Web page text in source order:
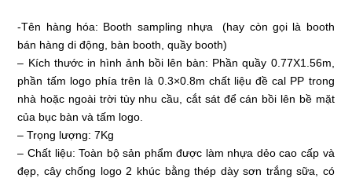
-Tên hàng hóa: Booth sampling nhựa (hay còn gọi là booth
bán hàng di động, bàn booth, quầy booth)
– Kích thước in hình ảnh bồi lên bàn: Phần quầy 0.77X1.56m,
phần tấm logo phía trên là 0.3×0.8m chất liệu đề cal PP trong
nhà hoặc ngoài trời tùy nhu cầu, cắt sát để cán bồi lên bề mặt
của bục bàn và tấm logo.
– Trọng lượng: 7Kg
– Chất liệu: Toàn bộ sản phẩm được làm nhựa dẻo cao cấp và
đẹp, cây chống logo 2 khúc bằng thép dày sơn trắng sữa, có